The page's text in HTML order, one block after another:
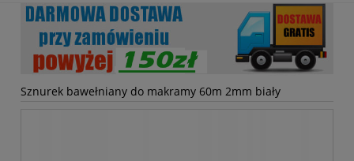
Sznurek bawełniany do makramy 60m 2mm biały